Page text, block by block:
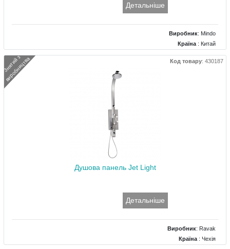
Детальніше
Виробник: Mindo
Країна : Китай
Тип: Фігурна панель
Матеріал: Скло
З
н
я
т
и
й
з
в
и
р
о
б
н
и
ц
т
в
а Код товару: 430187
Душова панель Jet Light
Детальніше
Виробник: Ravak
Країна : Чехія